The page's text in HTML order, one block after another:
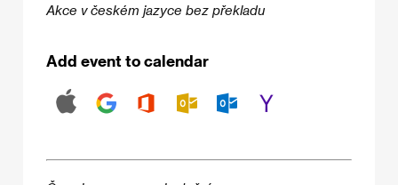
Akce v českém jazyce bez překladu
Add event to calendar